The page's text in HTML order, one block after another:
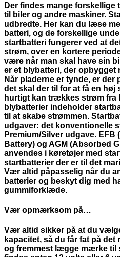
Der findes mange forskellige
til biler og andre maskiner.
udbredte. Her kan du læse
batteri, og de forskellige
startbatteri fungerer ved at
strøm, over en kortere
være når man skal have sin
er et blybatteri, der opbygget
Når pladerne er tynde, er der
det skal der til for at få en høj
hurtigt kan trækkes strøm
blybatterier indeholder
til at skabe strømmen.
udgaver: det konventionelle
Premium/Silver udgave. EFB
Battery) og AGM (Absorbed
anvendes i køretøjer med
startbatterier der er til det
Vær altid påpasselig når du
batterier og beskyt dig med
gummiforklæde.
Vær opmærksom på…
Vær altid sikker på at du
kapacitet, så du får fat på
og fremmest lægge mærke til